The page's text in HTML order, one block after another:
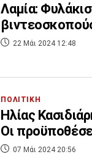
Λαμία:
22 Μάι 2024 12:48
ΠΟΛΙΤΙΚΗ
Ηλίας
Οι
07 Μάι 2024 20:56